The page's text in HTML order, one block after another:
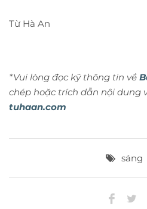
Từ Hà An
*Vui lòng đọc kỹ thông tin về
chép hoặc trích dẫn nội dung
tuhaan.com
sáng